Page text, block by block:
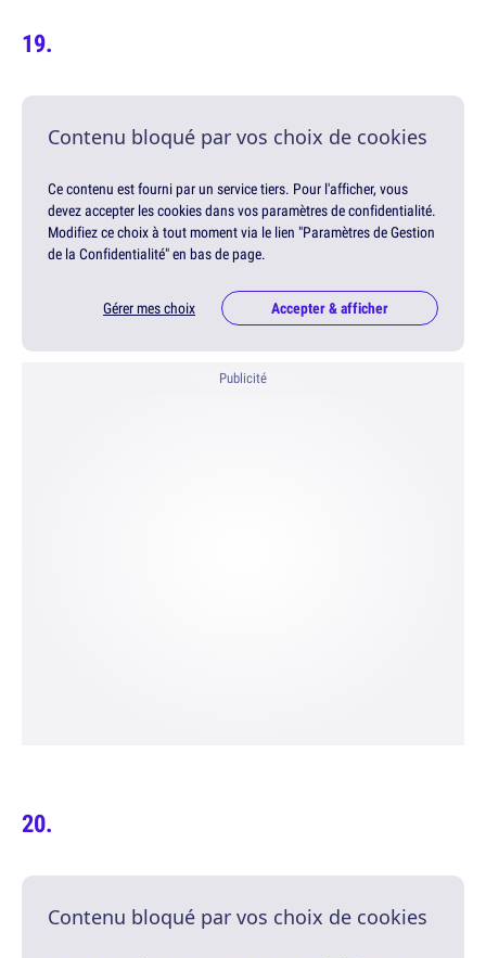
Contenu bloqué par vos choix de cookies
Ce contenu est fourni par un service tiers. Pour l'afficher, vous
devez accepter les cookies dans vos paramètres de confidentialité.
Modifiez ce choix à tout moment via le lien "Paramètres de Gestion
de la Confidentialité" en bas de page.
Gérer mes choix Accepter & afficher
Publicité
Contenu bloqué par vos choix de cookies